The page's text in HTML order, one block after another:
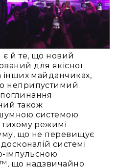
цифрові
й те, що новий
для якісної
інших майданчиках,
неприпустимий.
також
системою
режимі
що не перевищує
системі
імпульсною
що надзвичайно